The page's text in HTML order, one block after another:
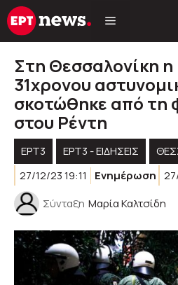
Μετάβαση
σε
Στη Θεσσαλονίκη η
31χρονου
σκοτώθηκε από τη
στου Ρέντη
ΕΡΤ3 ΕΡΤ3 - ΕΙΔΉΣΕΙΣ
27/12/23 19:11
Ενημέρωση
Σύνταξη Μαρία Καλτσίδη